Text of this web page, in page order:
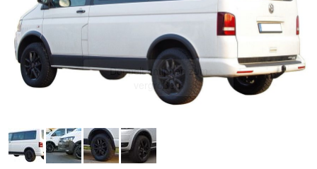
Doppelt antippen zum
vergrößern